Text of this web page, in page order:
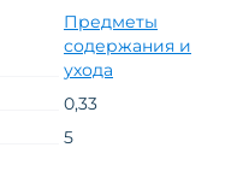
Предметы
содержания и
ухода
0,33
5